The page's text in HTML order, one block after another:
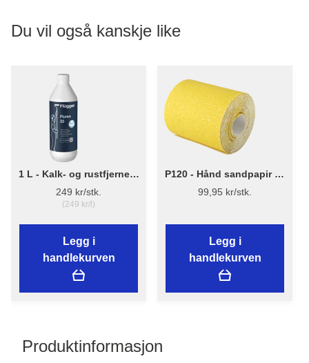
Du vil også kanskje like
1 L - Kalk- og rustfjerner -
Konsentrert Fluren 33 -
Flügger
249 kr/stk.
(249 kr/l)
Legg i
handlekurven
P120 - Hånd sandpapir 93
mm x 5 m
99,95 kr/stk.
Legg i
handlekurven
Produktinformasjon